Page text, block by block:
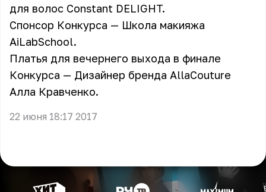
для волос Constant DELIGHT.
Спонсор Конкурса — Школа макияжа
AiLabSchool.
Платья для вечернего выхода в финале
Конкурса — Дизайнер бренда AllaCouture
Алла Кравченко.
22 июня 18:17 2017